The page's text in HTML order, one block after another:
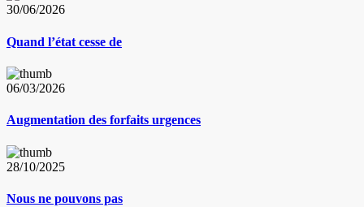
30/06/2026
Quand l’état cesse de
06/03/2026
Augmentation des forfaits urgences
28/10/2025
Nous ne pouvons pas